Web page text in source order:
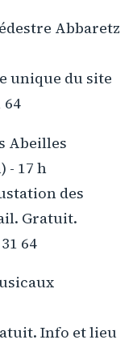
Abbaretz
unique du site
64
Abeilles
- 17 h
des
Gratuit.
64
Info et lieu